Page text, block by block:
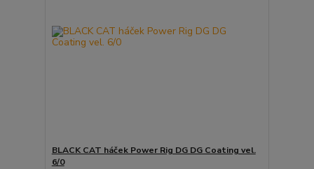
BLACK CAT háček Power Rig DG DG Coating vel.
6/0